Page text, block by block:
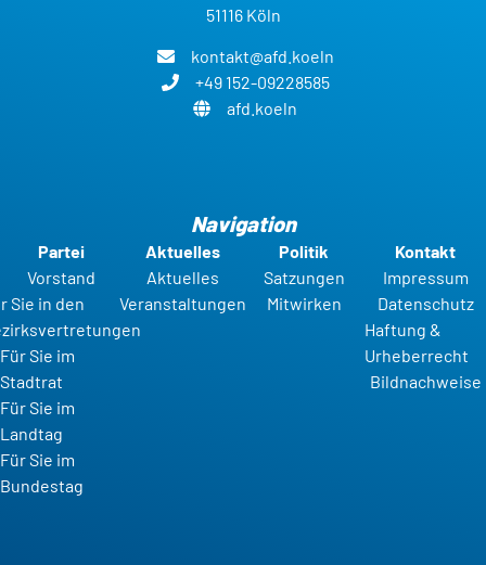
51116 Köln
kontakt@afd.koeln
+49 152-09228585
afd.koeln
Navigation
Partei
Vorstand
Sie in den
Für Sie im
Stadtrat
Für Sie im
Landtag
Für Sie im
Bundestag
Aktuelles
Aktuelles
Veranstaltungen
Politik
Satzungen
Mitwirken
Kontakt
Impressum
Datenschutz
Haftung &
Urheberrecht
Bildnachweise